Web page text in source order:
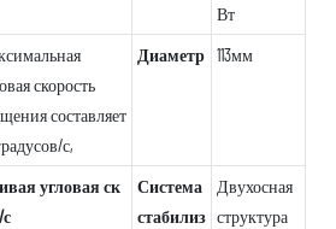
Вт
скорость
составляет
с,
Диаметр 113мм
угловая ск
Система
стабилиз
Двухосная
структура